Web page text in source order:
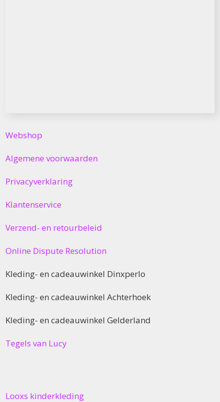
Webshop
Algemene voorwaarden
Privacyverklaring
Klantenservice
Verzend- en retourbeleid
Online Dispute Resolution
Kleding- en cadeauwinkel Dinxperlo
Kleding- en cadeauwinkel Achterhoek
Kleding- en cadeauwinkel Gelderland
Tegels van Lucy
Looxs kinderkleding